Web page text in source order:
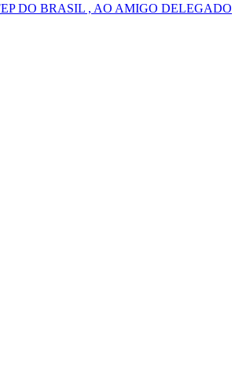
DO BRASIL , AO AMIGO DELEGADO